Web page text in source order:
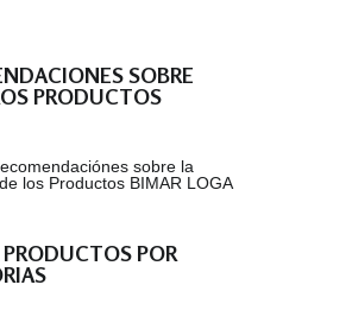
SOBRE
PRODUCTOS
sobre la
los Productos BIMAR LOGA
POR